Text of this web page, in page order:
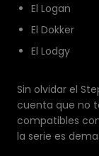
El Logan
El Dokker
El Lodgy
Sin olvidar el
cuenta que no
compatibles
la serie es